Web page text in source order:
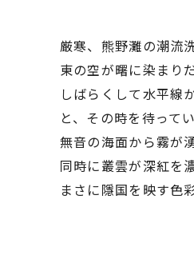
厳寒、熊野灘の潮流
東の空が曙に染まりだ
しばらくして水平線
と、その時を待って
無音の海面から霧が
同時に叢雲が深紅を
まさに隱国を映す色